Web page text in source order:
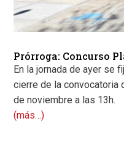
Prórroga: Concurso
En la jornada de ayer se
cierre de la convocatoria
de noviembre a las 13h.
(más…)